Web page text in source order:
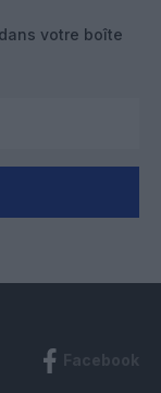
votre boîte